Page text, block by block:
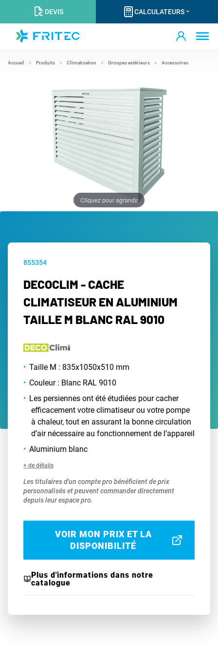
DEVIS CALCULATEURS
Accueil Produits Climatisation Groupes extérieurs Accessoires
Cliquez pour agrandir
855354
DECOCLIM - CACHE
CLIMATISEUR EN ALUMINIUM
TAILLE M BLANC RAL 9010
Taille M : 835x1050x510 mm
Couleur : Blanc RAL 9010
Les persiennes ont été étudiées pour cacher
efficacement votre climatiseur ou votre pompe
à chaleur, tout en assurant la bonne circulation
d’air nécessaire au fonctionnement de l’appareil
Aluminium blanc
+ de détails
Les titulaires d'un compte pro bénéficient de prix
personnalisés et peuvent commander directement
depuis leur espace pro.
VOIR MON PRIX ET LA
DISPONIBILITÉ
Plus d'informations dans notre
catalogue